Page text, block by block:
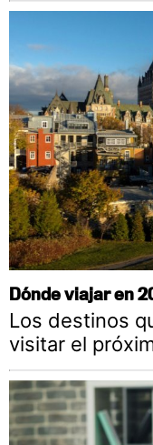
Dónde viajar en
Los destinos
visitar el